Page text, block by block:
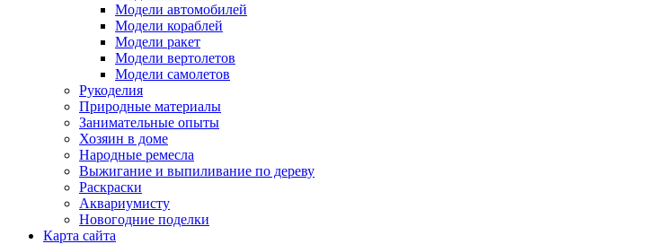
Модели автомобилей
Модели кораблей
Модели ракет
Модели вертолетов
Модели самолетов
Рукоделия
Природные материалы
Занимательные опыты
Хозяин в доме
Народные ремесла
Выжигание и выпиливание по дереву
Раскраски
Аквариумисту
Новогодние поделки
Карта сайта